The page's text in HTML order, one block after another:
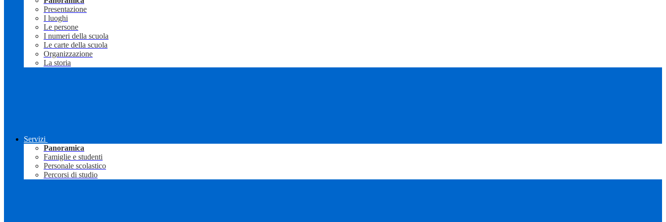
Presentazione
I luoghi
Le persone
I numeri della scuola
Le carte della scuola
Organizzazione
La storia
Servizi
Panoramica
Famiglie e studenti
Personale scolastico
Percorsi di studio